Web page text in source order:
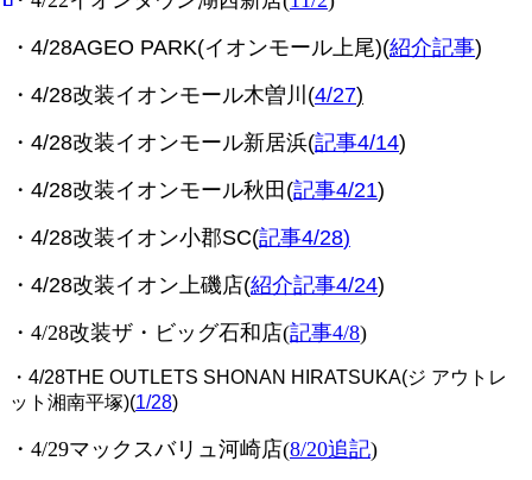
・4/28AGEO PARK(イオンモール上尾)(紹介記事)
・4/28改装イオンモール木曽川(4/27)
・4/28改装イオンモール新居浜(記事4/14)
・4/28改装イオンモール秋田(記事4/21)
・4/28改装イオン小郡SC(記事4/28)
・4/28改装イオン上磯店(紹介記事4/24)
・4/28改装ザ・ビッグ石和店(記事4/8)
・4/28THE OUTLETS SHONAN HIRATSUKA(ジ アウトレ
ット湘南平塚)(1/28)
・4/29マックスバリュ河崎店(8/20追記)